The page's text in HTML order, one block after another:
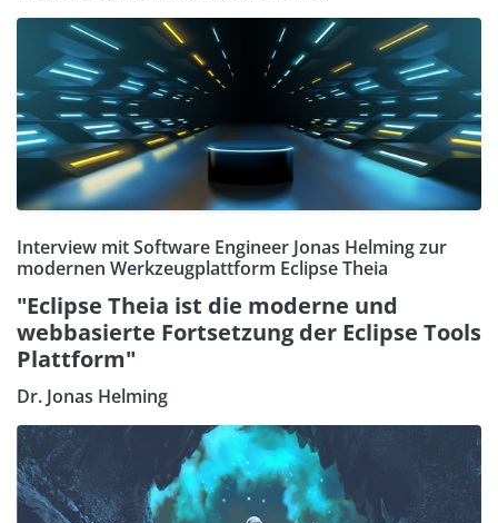
Interview mit Software Engineer Jonas Helming zur
modernen Werkzeugplattform Eclipse Theia
"Eclipse Theia ist die moderne und
webbasierte Fortsetzung der Eclipse Tools
Plattform"
Dr. Jonas Helming